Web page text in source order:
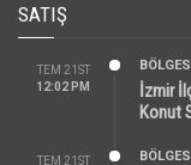
SATIŞ
TEM 21ST
12:02 PM
İzmir
Konut
TEM 21ST